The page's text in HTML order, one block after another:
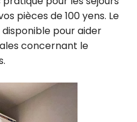
pièces de 100 yens. Le
pour aider
concernant le